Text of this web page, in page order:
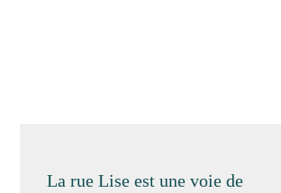
La rue Lise est une voie de